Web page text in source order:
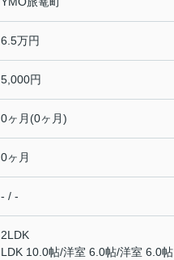
6.5万円
5,000円
0ヶ月(0ヶ月)
0ヶ月
- / -
2LDK
LDK 10.0帖/洋室 6.0帖/洋室 6.0帖